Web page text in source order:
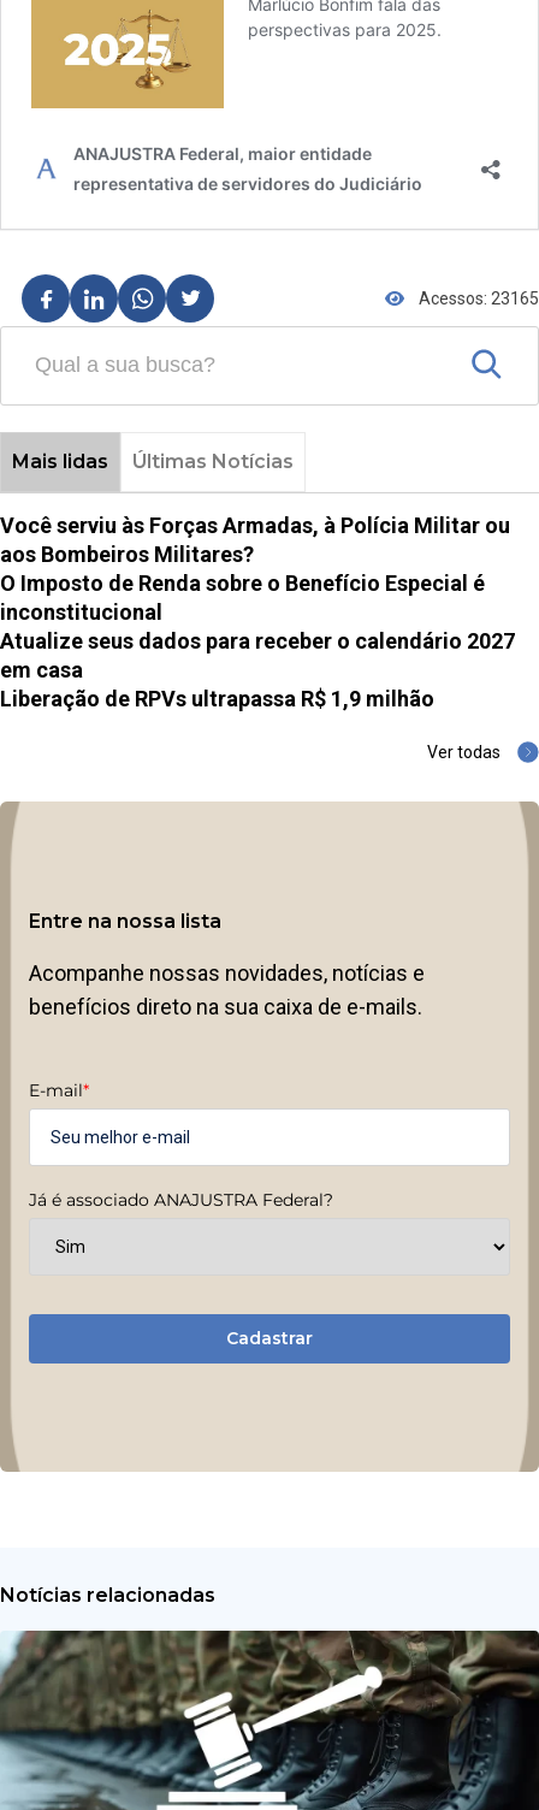
Acessos: 23165
Mais lidas Últimas Notícias
Você serviu às Forças Armadas, à Polícia Militar ou
aos Bombeiros Militares?
O Imposto de Renda sobre o Benefício Especial é
inconstitucional
Atualize seus dados para receber o calendário 2027
em casa
Liberação de RPVs ultrapassa R$ 1,9 milhão
Ver todas
Entre na nossa lista
Acompanhe nossas novidades, notícias e
benefícios direto na sua caixa de e-mails.
E-mail*
Já é associado ANAJUSTRA Federal?
Cadastrar
Notícias relacionadas